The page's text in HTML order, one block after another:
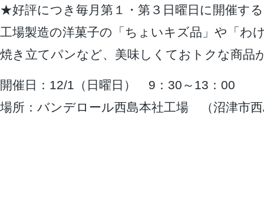
★好評につき毎月第１・第３日曜日に開催す
工場製造の洋菓子の「ちょいキズ品」や「わ
焼き立てパンなど、美味しくておトクな商品
開催日：12/1（日曜日） 9：30～13：00
場所：バンデロール西島本社工場 （沼津市